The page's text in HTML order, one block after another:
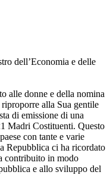
dell’Economia e delle
alle donne e della nomina
alla Sua gentile
di emissione di una
Madri Costituenti. Questo
con tante e varie
Repubblica ci ha ricordato
contribuito in modo
e allo sviluppo del